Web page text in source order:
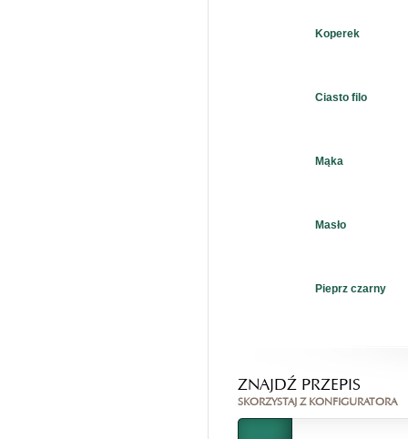
Koperek
Ciasto filo
Mąka
Masło
Pieprz czarny
ZNAJDŹ PRZEPIS
SKORZYSTAJ Z KONFIGURATORA